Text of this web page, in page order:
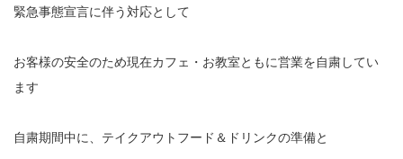
緊急事態宣言に伴う対応として
お客様の安全のため現在カフェ・お教室ともに営業を自粛してい
ます
自粛期間中に、テイクアウトフード＆ドリンクの準備と